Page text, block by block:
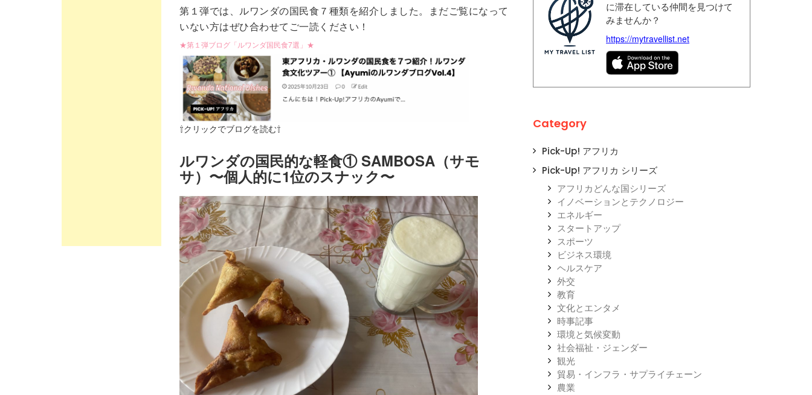
第１弾では、ルワンダの国民食７種類を紹介しました。まだご覧になって
いない方はぜひ合わせてご一読ください！
★第１弾ブログ「ルワンダ国民食7選」★
⇧クリックでブログを読む⇧
ルワンダの国民的な軽食① SAMBOSA（サモ
サ）〜個人的に1位のスナック〜
に滞在している仲間を見つけて
みませんか？
https://mytravellist.net
Category
Pick-Up! アフリカ
Pick-Up! アフリカ シリーズ
アフリカどんな国シリーズ
イノベーションとテクノロジー
エネルギー
スタートアップ
スポーツ
ビジネス環境
ヘルスケア
外交
教育
文化とエンタメ
時事記事
環境と気候変動
社会福祉・ジェンダー
観光
貿易・インフラ・サプライチェーン
農業